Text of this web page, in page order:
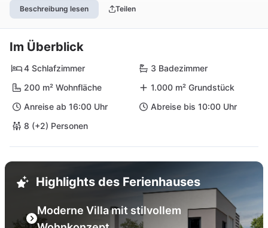
Beschreibung lesen Teilen
Im Überblick
4 Schlafzimmer
3 Badezimmer
200 m² Wohnfläche
1.000 m² Grundstück
Anreise ab 16:00 Uhr
Abreise bis 10:00 Uhr
8 (+2) Personen
Highlights des Ferienhauses
Moderne Villa mit stilvollem